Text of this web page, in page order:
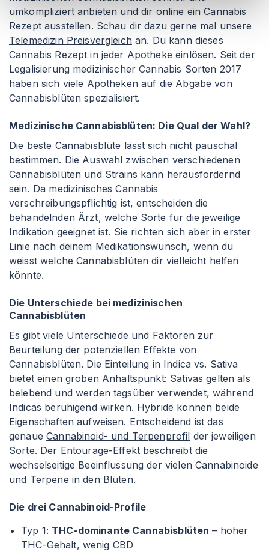
umkompliziert anbieten und dir online ein Cannabis
Rezept ausstellen. Schau dir dazu gerne mal unsere
Telemedizin Preisvergleich an. Du kann dieses
Cannabis Rezept in jeder Apotheke einlösen. Seit der
Legalisierung medizinischer Cannabis Sorten 2017
haben sich viele Apotheken auf die Abgabe von
Cannabisblüten spezialisiert.
Medizinische Cannabisblüten: Die Qual der Wahl?
Die beste Cannabisblüte lässt sich nicht pauschal
bestimmen. Die Auswahl zwischen verschiedenen
Cannabisblüten und Strains kann herausfordernd
sein. Da medizinisches Cannabis
verschreibungspflichtig ist, entscheiden die
behandelnden Ärzt, welche Sorte für die jeweilige
Indikation geeignet ist. Sie richten sich aber in erster
Linie nach deinem Medikationswunsch, wenn du
weisst welche Cannabisblüten dir vielleicht helfen
könnte.
Die Unterschiede bei medizinischen
Cannabisblüten
Es gibt viele Unterschiede und Faktoren zur
Beurteilung der potenziellen Effekte von
Cannabisblüten. Die Einteilung in Indica vs. Sativa
bietet einen groben Anhaltspunkt: Sativas gelten als
belebend und werden tagsüber verwendet, während
Indicas beruhigend wirken. Hybride können beide
Eigenschaften aufweisen. Entscheidend ist das
genaueCannabinoid- und Terpenprofil der jeweiligen
Sorte. Der Entourage-Effekt beschreibt die
wechselseitige Beeinflussung der vielen Cannabinoide
und Terpene in den Blüten.
Die drei Cannabinoid-Profile
Typ 1: THC-dominante Cannabisblüten – hoher
THC-Gehalt, wenig CBD